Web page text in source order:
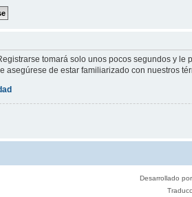
tomará solo unos pocos segundos y
asegúrese de estar familiarizado con nuestros
Desarrollado por